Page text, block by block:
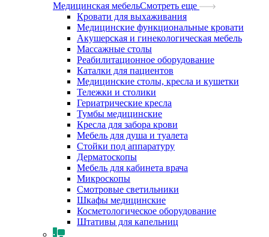
Медицинская мебельСмотреть еще
Кровати для выхаживания
Медицинские функциональные кровати
Акушерская и гинекологическая мебель
Массажные столы
Реабилитационное оборудование
Каталки для пациентов
Медицинские столы, кресла и кушетки
Тележки и столики
Гериатрические кресла
Тумбы медицинские
Кресла для забора крови
Мебель для душа и туалета
Стойки под аппаратуру
Дерматоскопы
Мебель для кабинета врача
Микроскопы
Смотровые светильники
Шкафы медицинские
Косметологическое оборудование
Штативы для капельниц